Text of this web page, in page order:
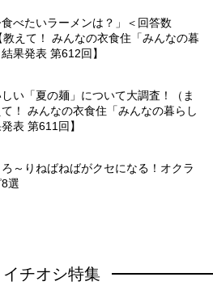
食べたいラーメンは？」＜回答数
えて！ みんなの衣食住「みんなの暮
果発表 第612回】
い「夏の麺」について大調査！（ま
！ みんなの衣食住「みんなの暮らし
表 第611回】
ろ～りねばねばがクセになる！オクラ
選
チオシ特集